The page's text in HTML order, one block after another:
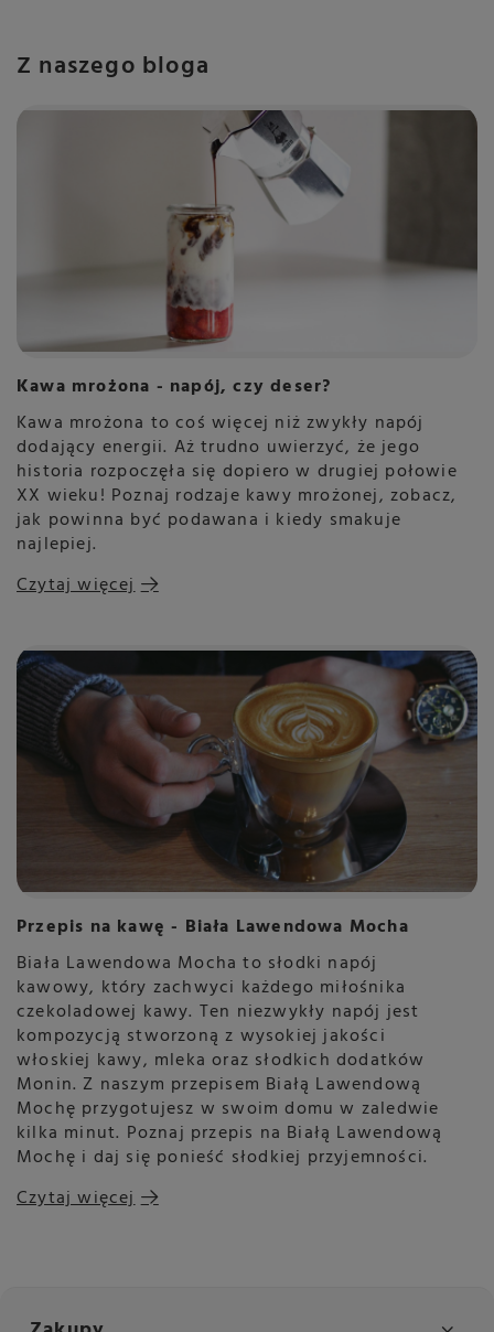
Z naszego bloga
Kawa mrożona - napój, czy deser?
Kawa mrożona to coś więcej niż zwykły napój
dodający energii. Aż trudno uwierzyć, że jego
historia rozpoczęła się dopiero w drugiej połowie
XX wieku! Poznaj rodzaje kawy mrożonej, zobacz,
jak powinna być podawana i kiedy smakuje
najlepiej.
Czytaj więcej
Przepis na kawę - Biała Lawendowa Mocha
Biała Lawendowa Mocha to słodki napój
kawowy, który zachwyci każdego miłośnika
czekoladowej kawy. Ten niezwykły napój jest
kompozycją stworzoną z wysokiej jakości
włoskiej kawy, mleka oraz słodkich dodatków
Monin. Z naszym przepisem Białą Lawendową
Mochę przygotujesz w swoim domu w zaledwie
kilka minut. Poznaj przepis na Białą Lawendową
Mochę i daj się ponieść słodkiej przyjemności.
Czytaj więcej